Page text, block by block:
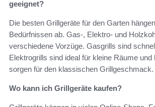
geeignet?
Die besten Grillgeräte für den Garten
Bedürfnissen ab. Gas-, Elektro- und
verschiedene Vorzüge. Gasgrills sind
Elektrogrills sind ideal für kleine Räume und
sorgen für den klassischen Grillgeschmack.
Wo kann ich Grillgeräte kaufen?